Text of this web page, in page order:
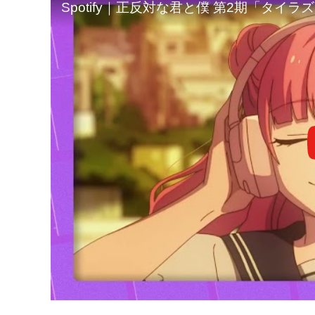
Spotify｜正反対な君と僕 第2期「タイラ